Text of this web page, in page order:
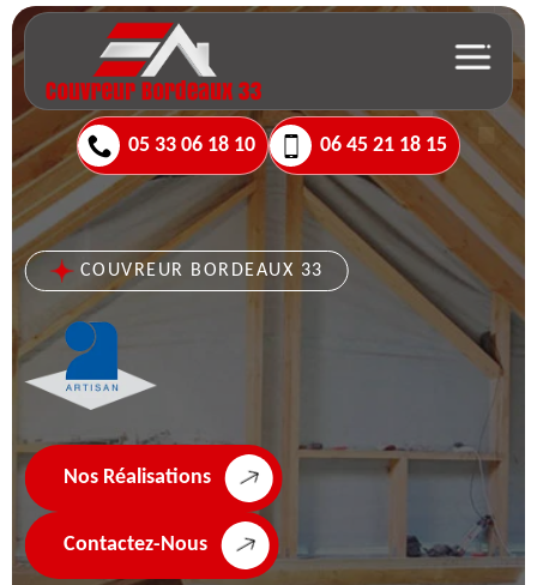
05 33 06 18 10 06 45 21 18 15
COUVREUR BORDEAUX 33
Nos Réalisations
Contactez-Nous